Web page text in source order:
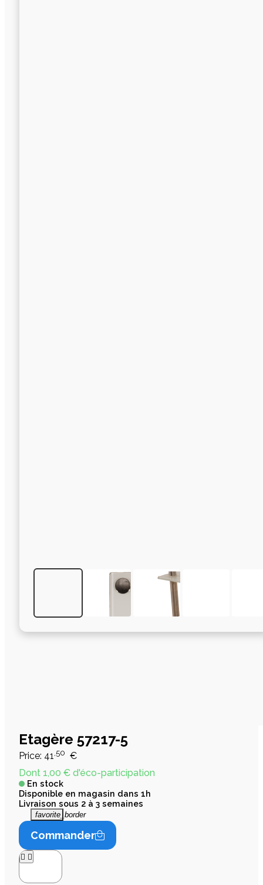
Etagère 57217-5
Price: 41 ,50 €
Dont 1,00 € d'éco-participation
En stock
Disponible en magasin dans 1h
Livraison sous 2 à 3 semaines
favorite_border
Commander
 